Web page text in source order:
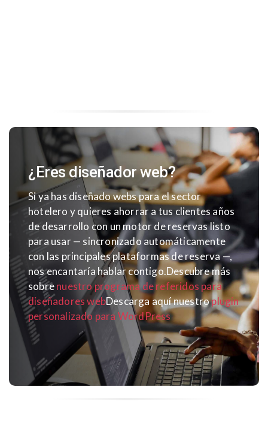
¿Eres diseñador web?
Si ya has diseñado webs para el sector
hotelero y quieres ahorrar a tus clientes años
de desarrollo con un motor de reservas listo
para usar — sincronizado automáticamente
con las principales plataformas de reserva —,
nos encantaría hablar contigo.Descubre más
sobrenuestro programa de referidos para
diseñadores webDescarga aquí nuestroplugin
personalizado para WordPress